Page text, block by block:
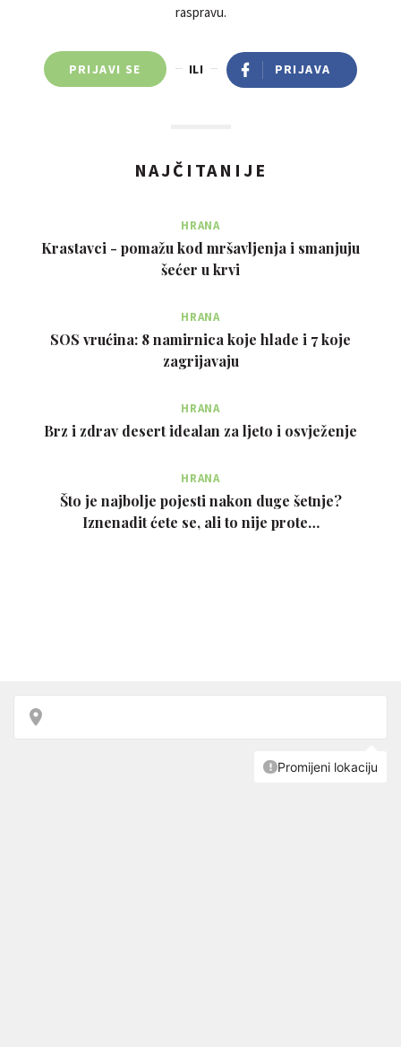
raspravu.
PRIJAVI SE ILI PRIJAVA
NAJČITANIJE
HRANA
Krastavci - pomažu kod mršavljenja i smanjuju
šećer u krvi
HRANA
SOS vrućina: 8 namirnica koje hlade i 7 koje
zagrijavaju
HRANA
Brz i zdrav desert idealan za ljeto i osvježenje
HRANA
Što je najbolje pojesti nakon duge šetnje?
Iznenadit ćete se, ali to nije prote…